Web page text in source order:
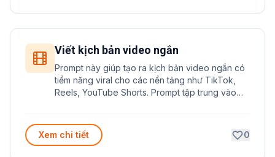
Viết kịch bản video ngắn
Prompt này giúp tạo ra kịch bản video ngắn có
tiềm năng viral cho các nền tảng như TikTok,
Reels, YouTube Shorts. Prompt tập trung vào
Xem chi tiết
0